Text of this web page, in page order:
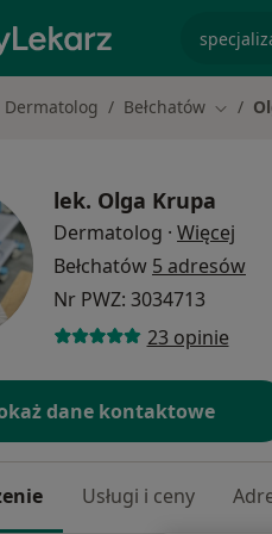
Dermatolog Bełchatów Zmień
lek. Olga Krupa
Dermatolog · Więcej
Bełchatów 5 adresów
Nr PWZ: 3034713
23 opinie
dane kontaktowe
Usługi i ceny